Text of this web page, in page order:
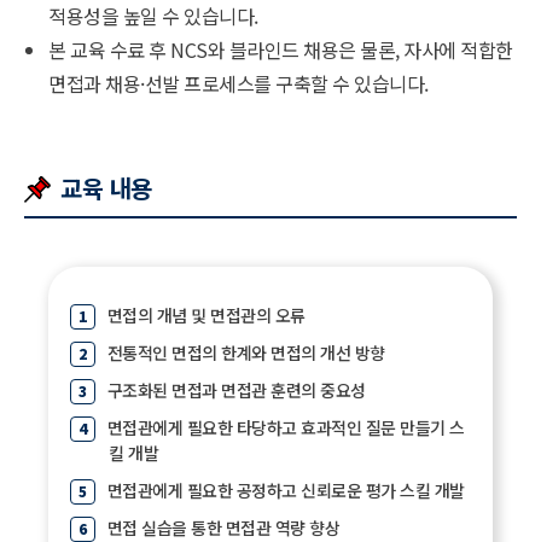
적용성을 높일 수 있습니다.
본 교육 수료 후 NCS와 블라인드 채용은 물론, 자사에 적합한
면접과 채용·선발 프로세스를 구축할 수 있습니다.
교육 내용
면접의 개념 및 면접관의 오류
전통적인 면접의 한계와 면접의 개선 방향
구조화된 면접과 면접관 훈련의 중요성
면접관에게 필요한 타당하고 효과적인 질문 만들기 스
킬 개발
면접관에게 필요한 공정하고 신뢰로운 평가 스킬 개발
면접 실습을 통한 면접관 역량 향상